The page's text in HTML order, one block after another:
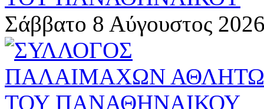
Σάββατο 8 Αύγουστος